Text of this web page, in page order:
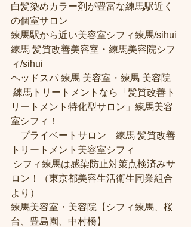
白髪染めカラー剤が豊富な練馬駅近く
の個室サロン
練馬駅から近い美容室シフィ練馬/sihui
練馬 髪質改善美容室・練馬美容院シフ
ィ/sihui
ヘッドスパ 練馬 美容室・練馬 美容院
練馬トリートメントなら「髪質改善ト
リートメント特化型サロン」練馬美容
室シフィ！
プライベートサロン　練馬 髪質改善
トリートメント美容室シフィ
シフィ練馬は感染防止対策点検済みサ
ロン！（東京都美容生活衛生同業組合
より）
練馬美容室・美容院【シフィ練馬、桜
台、豊島園、中村橋】